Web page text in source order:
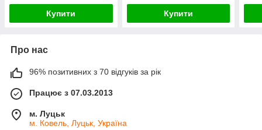
Купити Купити
Про нас
96% позитивних з 70 відгуків за рік
Працює з 07.03.2013
м. Луцьк
м. Ковель, Луцьк, Україна